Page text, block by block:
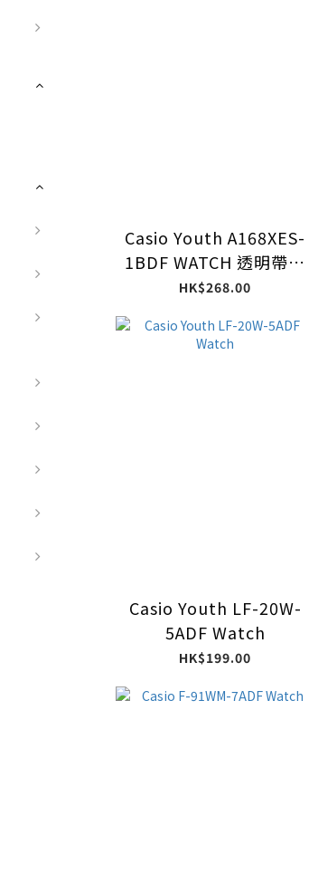
Casio Youth A168XES-
1BDF WATCH 透明帶手
錶
HK$268.00
Casio Youth LF-20W-
5ADF Watch
HK$199.00